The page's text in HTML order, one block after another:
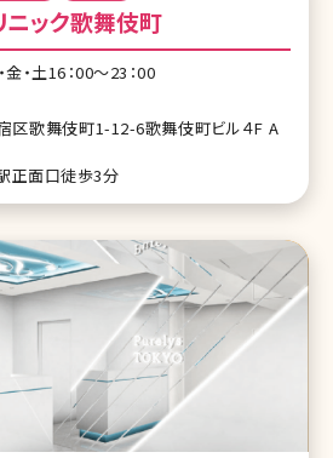
ニック歌舞伎町
金・土16：00～23：00
区歌舞伎町1-12-6歌舞伎町ビル４F A
正面口徒歩3分